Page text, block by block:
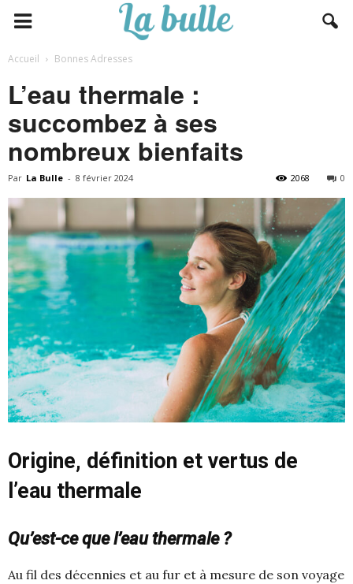
Accueil Bonnes Adresses
L’eau thermale :
succombez à ses
nombreux bienfaits
Par La Bulle - 8 février 2024 0
2068
Origine, définition et vertus de
l’eau thermale
Qu’est-ce que l’eau thermale ?
Au fil des décennies et au fur et à mesure de son voyage